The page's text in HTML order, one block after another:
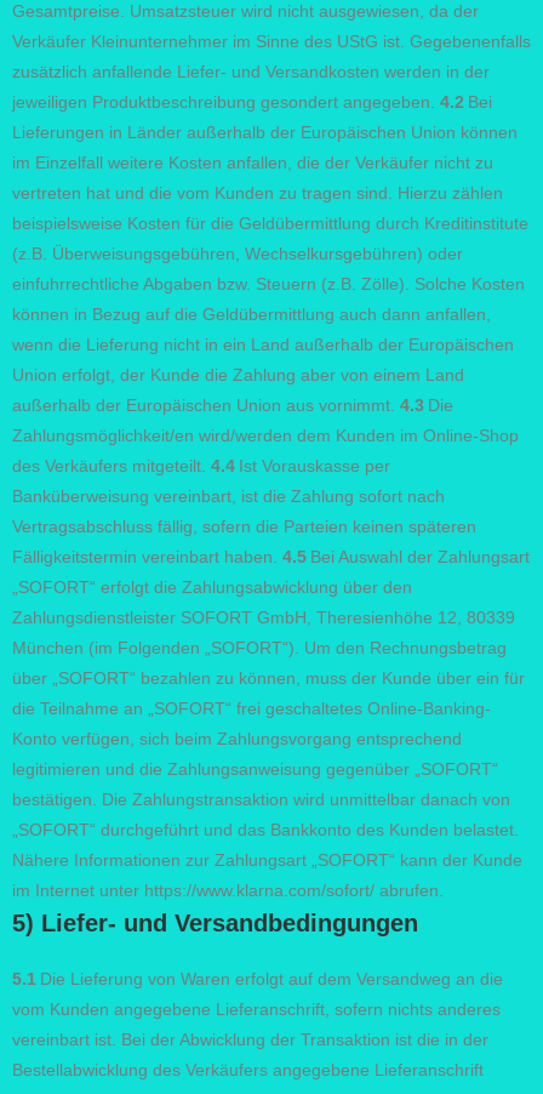
Gesamtpreise. Umsatzsteuer wird nicht ausgewiesen, da der
Verkäufer Kleinunternehmer im Sinne des UStG ist. Gegebenenfalls
zusätzlich anfallende Liefer- und Versandkosten werden in der
jeweiligen Produktbeschreibung gesondert angegeben. 4.2 Bei
Lieferungen in Länder außerhalb der Europäischen Union können
im Einzelfall weitere Kosten anfallen, die der Verkäufer nicht zu
vertreten hat und die vom Kunden zu tragen sind. Hierzu zählen
beispielsweise Kosten für die Geldübermittlung durch Kreditinstitute
(z.B. Überweisungsgebühren, Wechselkursgebühren) oder
einfuhrrechtliche Abgaben bzw. Steuern (z.B. Zölle). Solche Kosten
können in Bezug auf die Geldübermittlung auch dann anfallen,
wenn die Lieferung nicht in ein Land außerhalb der Europäischen
Union erfolgt, der Kunde die Zahlung aber von einem Land
außerhalb der Europäischen Union aus vornimmt. 4.3 Die
Zahlungsmöglichkeit/en wird/werden dem Kunden im Online-Shop
des Verkäufers mitgeteilt. 4.4 Ist Vorauskasse per
Banküberweisung vereinbart, ist die Zahlung sofort nach
Vertragsabschluss fällig, sofern die Parteien keinen späteren
Fälligkeitstermin vereinbart haben. 4.5 Bei Auswahl der Zahlungsart
„SOFORT“ erfolgt die Zahlungsabwicklung über den
Zahlungsdienstleister SOFORT GmbH, Theresienhöhe 12, 80339
München (im Folgenden „SOFORT“). Um den Rechnungsbetrag
über „SOFORT“ bezahlen zu können, muss der Kunde über ein für
die Teilnahme an „SOFORT“ frei geschaltetes Online-Banking-
Konto verfügen, sich beim Zahlungsvorgang entsprechend
legitimieren und die Zahlungsanweisung gegenüber „SOFORT“
bestätigen. Die Zahlungstransaktion wird unmittelbar danach von
„SOFORT“ durchgeführt und das Bankkonto des Kunden belastet.
Nähere Informationen zur Zahlungsart „SOFORT“ kann der Kunde
im Internet unter https://www.klarna.com/sofort/ abrufen.
5) Liefer- und Versandbedingungen
5.1 Die Lieferung von Waren erfolgt auf dem Versandweg an die
vom Kunden angegebene Lieferanschrift, sofern nichts anderes
vereinbart ist. Bei der Abwicklung der Transaktion ist die in der
Bestellabwicklung des Verkäufers angegebene Lieferanschrift